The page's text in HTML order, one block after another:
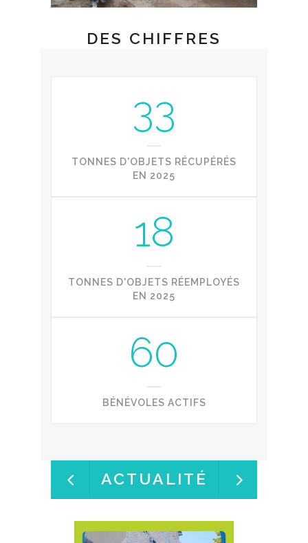
DES CHIFFRES
33
TONNES D'OBJETS RÉCUPÉRÉS
EN 2025
18
TONNES D'OBJETS RÉEMPLOYÉS
EN 2025
60
BÉNÉVOLES ACTIFS
ACTUALITÉ